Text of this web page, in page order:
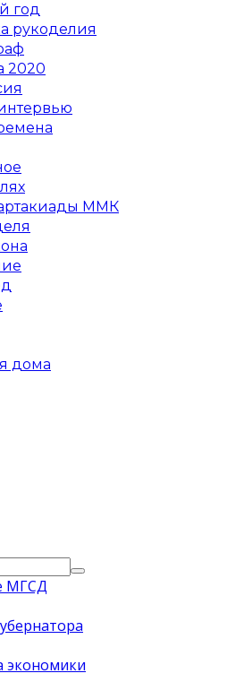
год
рукоделия
2020
ММК
дома